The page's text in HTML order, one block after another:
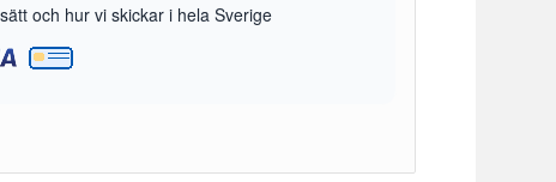
och hur vi skickar i hela Sverige